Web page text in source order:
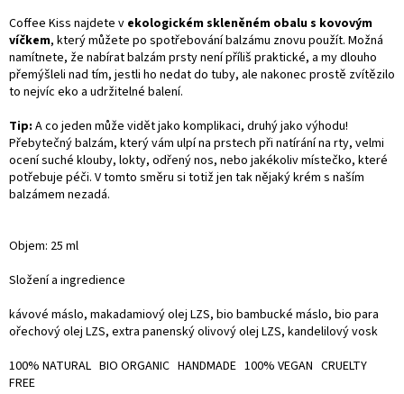
Coffee Kiss najdete v ekologickém skleněném obalu s kovovým
víčkem, který můžete po spotřebování balzámu znovu použít. Možná
namítnete, že nabírat balzám prsty není příliš praktické, a my dlouho
přemýšleli nad tím, jestli ho nedat do tuby, ale nakonec prostě zvítězilo
to nejvíc eko a udržitelné balení.
Tip: A co jeden může vidět jako komplikaci, druhý jako výhodu!
Přebytečný balzám, který vám ulpí na prstech při natírání na rty, velmi
ocení suché klouby, lokty, odřený nos, nebo jakékoliv místečko, které
potřebuje péči. V tomto směru si totiž jen tak nějaký krém s naším
balzámem nezadá.
Objem: 25 ml
Složení a ingredience
kávové máslo, makadamiový olej LZS, bio bambucké máslo, bio para
ořechový olej LZS, extra panenský olivový olej LZS, kandelilový vosk
100% NATURAL BIO ORGANIC HANDMADE 100% VEGAN CRUELTY
FREE